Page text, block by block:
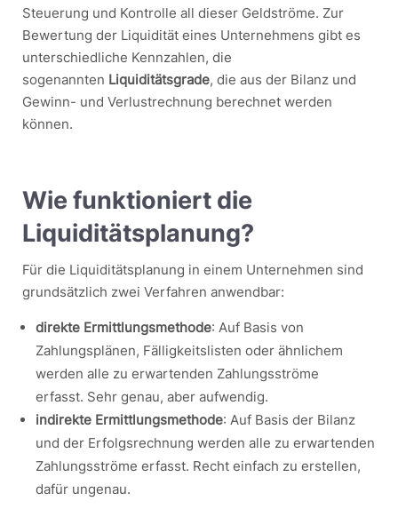
Steuerung und Kontrolle all dieser Geldströme. Zur
Bewertung der Liquidität eines Unternehmens gibt es
unterschiedliche Kennzahlen, die
sogenannten Liquiditätsgrade, die aus der Bilanz und
Gewinn- und Verlustrechnung berechnet werden
können.
Wie funktioniert die
Liquiditätsplanung?
Für die Liquiditätsplanung in einem Unternehmen sind
grundsätzlich zwei Verfahren anwendbar:
direkte Ermittlungsmethode: Auf Basis von
Zahlungsplänen, Fälligkeitslisten oder ähnlichem
werden alle zu erwartenden Zahlungsströme
erfasst. Sehr genau, aber aufwendig.
indirekte Ermittlungsmethode: Auf Basis der Bilanz
und der Erfolgsrechnung werden alle zu erwartenden
Zahlungsströme erfasst. Recht einfach zu erstellen,
dafür ungenau.